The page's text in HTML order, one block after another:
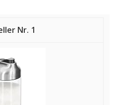
1